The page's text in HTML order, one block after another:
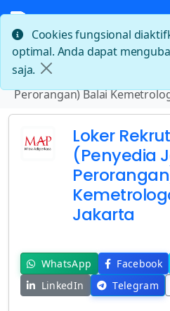
Beranda
Loker Rekrutmen PJLP
Perorangan) Balai
Loker
(Penyedia
Jakarta
WhatsApp Facebook
LinkedIn
Telegram
Cookies fungsional
optimal. Anda dapat
saja.